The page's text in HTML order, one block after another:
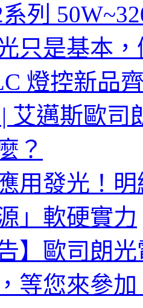
列
只是基本
燈控新品
艾邁斯歐司
？
用發光！
」軟硬實力
】歐司朗
等您來參